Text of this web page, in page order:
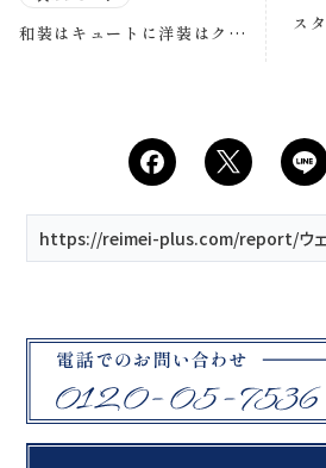
和装はキュートに洋装はクー
ス
https://reimei-plus.com/report/ウェ